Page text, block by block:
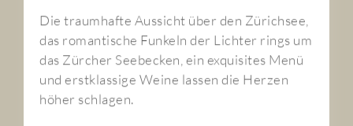
Die traumhafte Aussicht über den Zürichsee,
das romantische Funkeln der Lichter rings um
das Zürcher Seebecken, ein exquisites Menü
und erstklassige Weine lassen die Herzen
höher schlagen.